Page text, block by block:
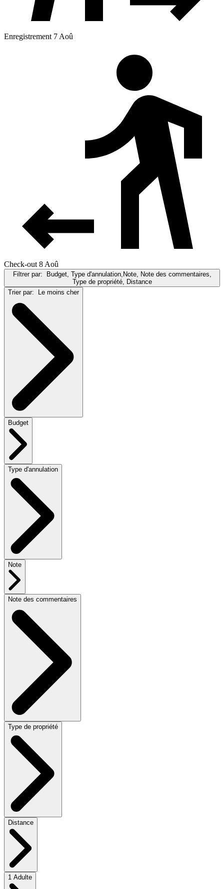
Enregistrement 7 Aoû
Check-out 8 Aoû
Filtrer par: Budget, Type d'annulation,Note, Note des commentaires,
Type de propriété, Distance
Trier par: Le moins cher
Budget
Type d'annulation
Note
Note des commentaires
Type de propriété
Distance
1 Adulte